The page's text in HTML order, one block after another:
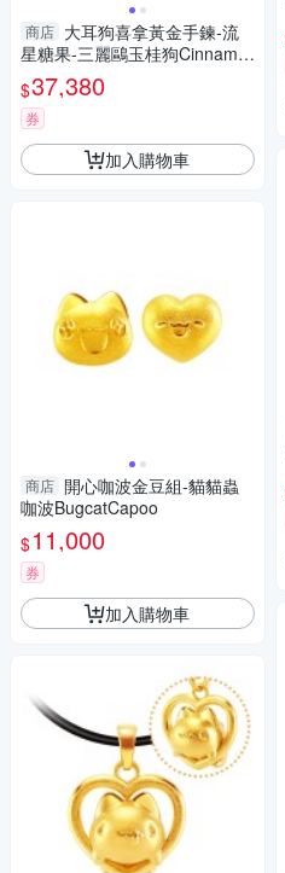
商店 大耳狗喜拿黃金手鍊-流
星糖果-三麗鷗玉桂狗Cinnamor
oll
$37,380
券
加入購物車
商店 開心咖波金豆組-貓貓蟲
咖波BugcatCapoo
$11,000
券
加入購物車